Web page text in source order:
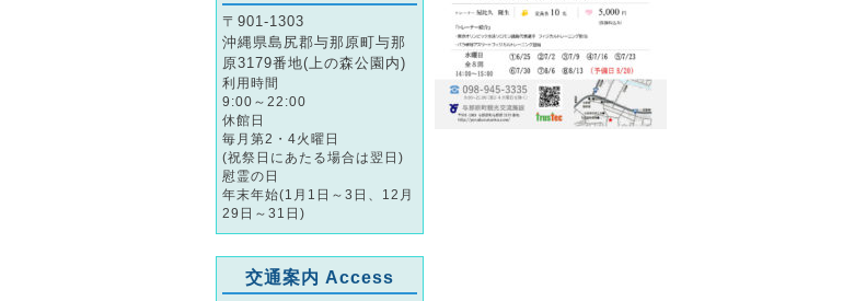
〒901-1303
沖縄県島尻郡与那原町与那
原3179番地(上の森公園内)
利用時間
9:00～22:00
休館日
毎月第2・4火曜日
(祝祭日にあたる場合は翌日)
慰霊の日
年末年始(1月1日～3日、12月
29日～31日)
交通案内 Access